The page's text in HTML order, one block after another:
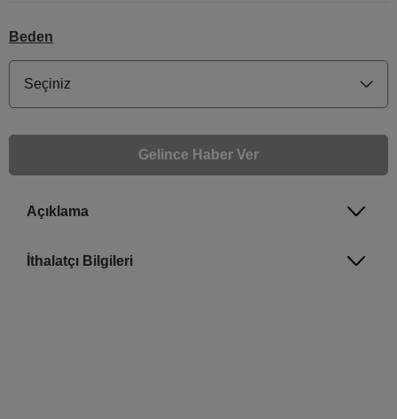
Beden
Seçiniz
Gelince Haber Ver
Gelince Haber Ver
Açıklama
İthalatçı Bilgileri